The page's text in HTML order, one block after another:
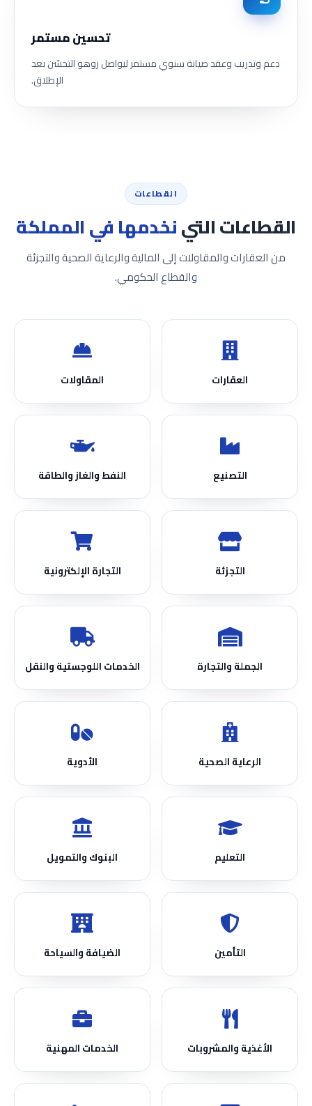
تحسين مستمر
دعم وتدريب وعقد صيانة سنوي مستمر ليواصل زوهو التحسّن بعد
الإطلاق.
القطاعات
القطاعات التينخدمها في المملكة
من العقارات والمقاولات إلى المالية والرعاية الصحية والتجزئة
والقطاع الحكومي.
العقارات المقاولات
التصنيع النفط والغاز والطاقة
التجزئة التجارة الإلكترونية
الجملة والتجارة الخدمات اللوجستية والنقل
الرعاية الصحية الأدوية
التعليم البنوك والتمويل
التأمين الضيافة والسياحة
الأغذية والمشروبات الخدمات المهنية